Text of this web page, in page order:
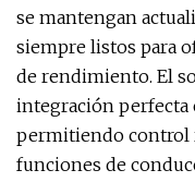
se mantengan
siempre listos para
de rendimiento. El
integración
permitiendo control
funciones de